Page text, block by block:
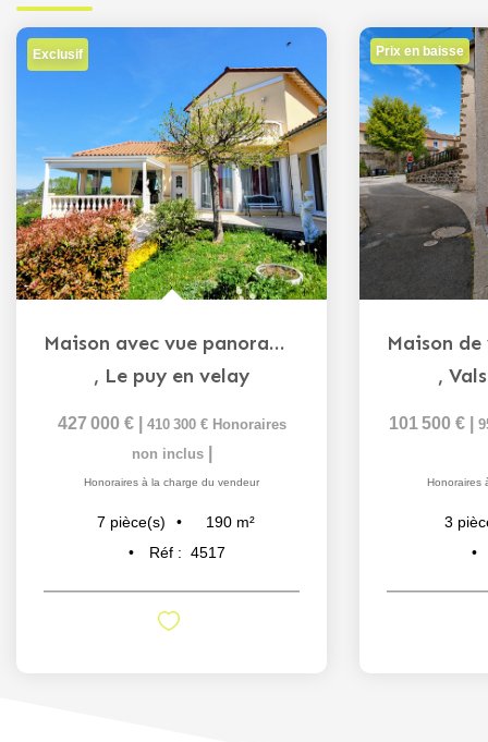
Exclusif
Maison avec vue panoramique Le Puy-en-Velay
, Le puy en velay
427 000 € 410 300 € Honoraires
non inclus
Honoraires à la charge du vendeur
7 pièce(s) 190 m²
Réf : 4517
Prix en baisse
,
101 500 €
Honoraires
3